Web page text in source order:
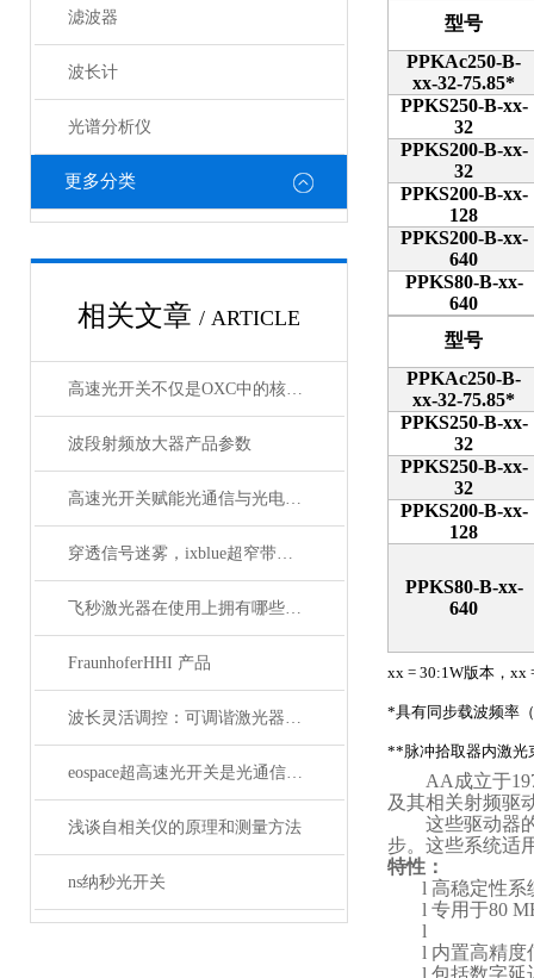
滤波器
波长计
光谱分析仪
更多分类
相关文章 / ARTICLE
高速光开关不仅是OXC中的核心器件，它还广泛应用于这些领域
波段射频放大器产品参数
高速光开关赋能光通信与光电融合的关键技术
穿透信号迷雾，ixblue超窄带宽滤波器如何重塑精密光学通信边界
飞秒激光器在使用上拥有哪些特点？
FraunhoferHHI 产品
波长灵活调控：可调谐激光器在WDM系统中的应用解析
eospace超高速光开关是光通信领域的革新之作
浅谈自相关仪的原理和测量方法
ns纳秒光开关
型号
PPKAc250-B-
xx-32-75.85*
PPKS250-B-xx-
32
PPKS200-B-xx-
32
PPKS200-B-xx-
128
PPKS200-B-xx-
640
PPKS80-B-xx-
640
型号
PPKAc250-B-
xx-32-75.85*
PPKS250-B-xx-
32
PPKS250-B-xx-
32
PPKS200-B-xx-
128
PPKS80-B-xx-
640
xx = 30:1W版本， xx
*具有同步载波频率
**脉冲拾取器内激
AA 成立于
及其相关射频驱
这些驱动器
步。这些系统适
特性：
l 高稳定性系
l 专用于80
l
l 内置高精度
l 包括数字延